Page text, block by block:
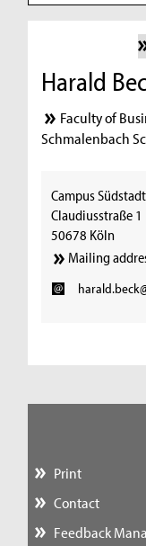
Harald
Faculty of
Schmalenbach
Campus Südstadt
Claudiusstraße 1
50678 Köln
Mailing
Print
Contact
Feedback